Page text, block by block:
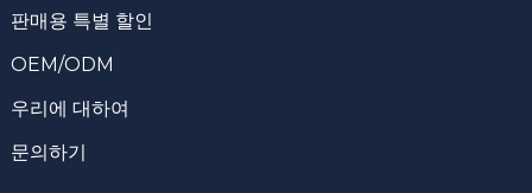
판매용 특별 할인
OEM/ODM
우리에 대하여
문의하기